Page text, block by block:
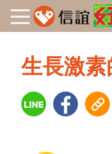
生長激素